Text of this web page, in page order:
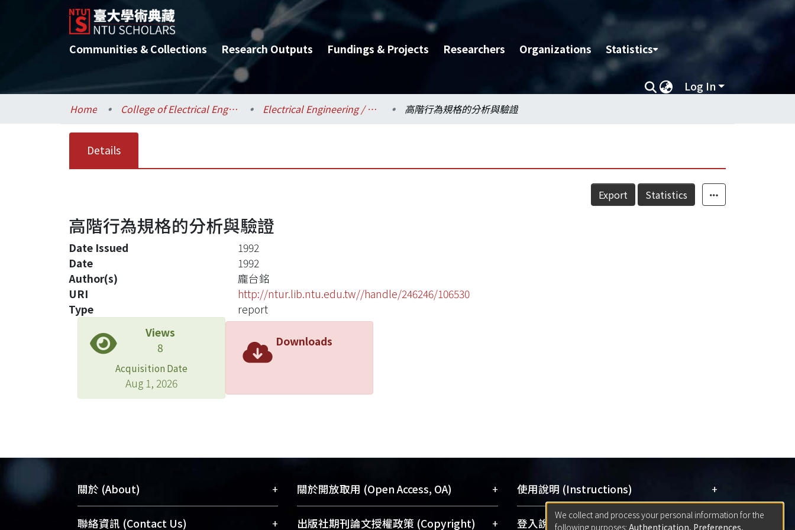
Communities & Collections Research Outputs Fundings & Projects Researchers Organizations Statistics
Log In
Home College of Electrical Engineering and Computer Science / 電機資訊學院 Electrical Engineering / 電機工程學系 高階行為規格的分析與驗證
Details
Export Statistics
高階行為規格的分析與驗證
Date Issued
1992
Date
1992
Author(s)
龐台銘
URI
http://ntur.lib.ntu.edu.tw//handle/246246/106530
Type
report
Views
8
Acquisition Date
Aug 1, 2026
Downloads
關於 (About) +
臺大位居世界頂尖大學之列，為永久珍藏
聯絡資訊 (Contact Us) +
關於開放取用 (Open Access, OA) +
開放取用是從使用者角度提升資訊取用性
出版社期刊論文授權政策 (Copyright) +
使用說明 (Instructions) +
網站簡介(Quickstart Guide)
登入說明 (Sign-in) +
We collect and process your personal information for the
following purposes: Authentication, Preferences,